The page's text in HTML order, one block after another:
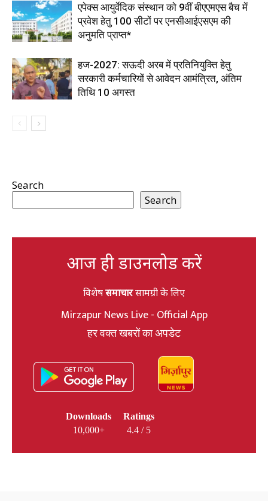
एपेक्स आयुर्वेदिक संस्थान को 9वीं बीएएमएस बैच में
प्रवेश हेतु 100 सीटों पर एनसीआईएसएम की
अनुमति प्राप्त*
हज-2027: सऊदी अरब में प्रतिनियुक्ति हेतु
सरकारी कर्मचारियों से आवेदन आमंत्रित, अंतिम
तिथि 10 अगस्त
Search
Search
आज ही डाउनलोड करें
विशेषसमाचारसामग्री के लिए
Mirzapur News Live - Official App
हर वक्त खबरों का अपडेट
Downloads
10,000+
Ratings
4.4 / 5